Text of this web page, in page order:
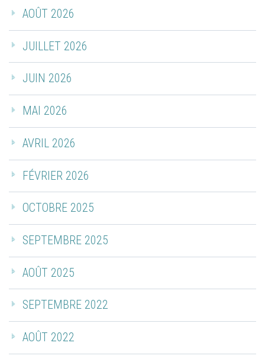
AOÛT 2026
JUILLET 2026
JUIN 2026
MAI 2026
AVRIL 2026
FÉVRIER 2026
OCTOBRE 2025
SEPTEMBRE 2025
AOÛT 2025
SEPTEMBRE 2022
AOÛT 2022